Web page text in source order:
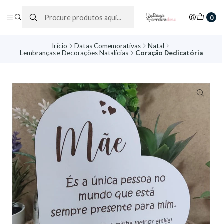
0
Início Datas Comemorativas
Natal
Lembranças e Decorações Natalícias
Coração Dedicatória